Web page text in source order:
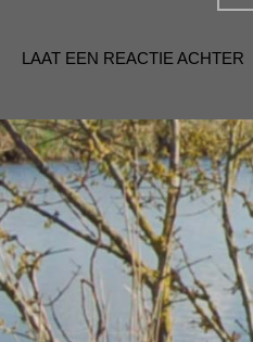
LAAT EEN REACTIE ACHTER